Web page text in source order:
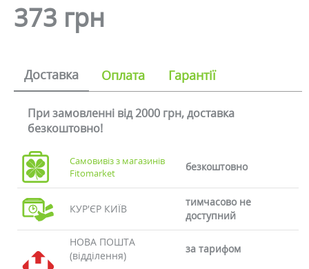
373 грн
Доставка Оплата Гарантії
При замовленні від 2000 грн, доставка
безкоштовно!
Самовивіз з магазинів
Fitomarket
безкоштовно
КУР'ЄР КИЇВ
тимчасово не
доступний
НОВА ПОШТА
(відділення)
за тарифом